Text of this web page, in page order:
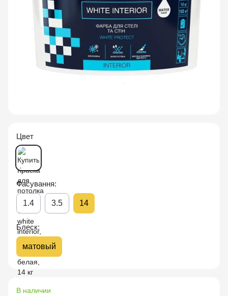
Цвет
Фасування:
1.4 3.5 14
Блеск:
матовый
В наличии